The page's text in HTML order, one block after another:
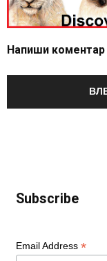
Напиши коментар
Subscribe
Email Address *